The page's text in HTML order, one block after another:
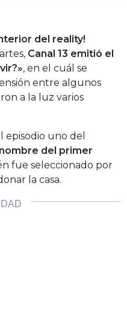
del reality!
Canal 13 emitió el
, en el cuál se
entre algunos
a la luz varios
episodio uno del
del primer
fue seleccionado por
la casa.